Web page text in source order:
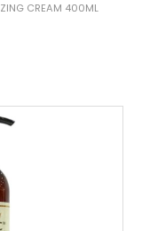
CREAM 400ML